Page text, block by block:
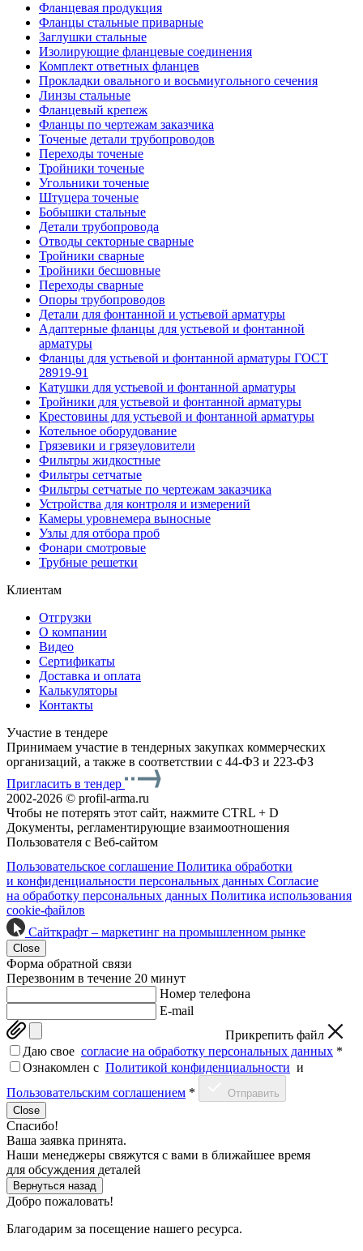
Фланцевая продукция
Фланцы стальные приварные
Заглушки стальные
Изолирующие фланцевые соединения
Комплект ответных фланцев
Прокладки овального и восьмиугольного сечения
Линзы стальные
Фланцевый крепеж
Фланцы по чертежам заказчика
Точеные детали трубопроводов
Переходы точеные
Тройники точеные
Угольники точеные
Штуцера точеные
Бобышки стальные
Детали трубопровода
Отводы секторные сварные
Тройники сварные
Тройники бесшовные
Переходы сварные
Опоры трубопроводов
Детали для фонтанной и устьевой арматуры
Адаптерные фланцы для устьевой и фонтанной
арматуры
Фланцы для устьевой и фонтанной арматуры ГОСТ
28919-91
Катушки для устьевой и фонтанной арматуры
Тройники для устьевой и фонтанной арматуры
Крестовины для устьевой и фонтанной арматуры
Котельное оборудование
Грязевики и грязеуловители
Фильтры жидкостные
Фильтры сетчатые
Фильтры сетчатые по чертежам заказчика
Устройства для контроля и измерений
Камеры уровнемера выносные
Узлы для отбора проб
Фонари смотровые
Трубные решетки
Клиентам
Отгрузки
О компании
Видео
Сертификаты
Доставка и оплата
Калькуляторы
Контакты
Участие в тендере
Принимаем участие в тендерных закупках коммерческих
организаций, а также в соответствии с 44-ФЗ и 223-ФЗ
Пригласить в тендер
2002-2026 © profil-arma.ru
Чтобы не потерять этот сайт, нажмите CTRL + D
Документы, регламентирующие взаимоотношения
Пользователя с Веб-сайтом
Пользовательское соглашение Политика обработки
и конфиденциальности персональных данных Согласие
на обработку персональных данных Политика использования
cookie-файлов
Сайткрафт – маркетинг на промышленном рынке
Close
Форма обратной связи
Перезвоним в течение 20 минут
Номер телефона
E-mail
Прикрепить файл
Даю свое согласие на обработку персональных данных *
Ознакомлен c Политикой конфиденциальности и
Пользовательским соглашением *
Отправить
Close
Спасибо!
Ваша заявка принята.
Наши менеджеры свяжутся с вами в ближайшее время
для обсуждения деталей
Вернуться назад
Добро пожаловать!
Благодарим за посещение нашего ресурса.